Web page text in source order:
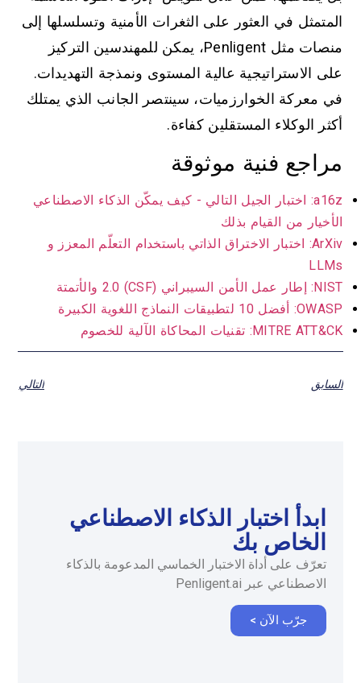
المتمثل في العثور على الثغرات الأمنية وتسلسلها إلى
منصات مثل Penligent، يمكن للمهندسين التركيز
على الاستراتيجية عالية المستوى ونمذجة التهديدات.
في معركة الخوارزميات، سينتصر الجانب الذي يمتلك
أكثر الوكلاء المستقلين كفاءة.
مراجع فنية موثوقة
a16z: اختبار الجيل التالي - كيف يمكّن الذكاء الاصطناعي
الأخيار من القيام بذلك
ArXiv: اختبار الاختراق الذاتي باستخدام التعلّم المعزز و
LLMs
NIST: إطار عمل الأمن السيبراني (CSF) 2.0 والأتمتة
OWASP: أفضل 10 لتطبيقات النماذج اللغوية الكبيرة
MITRE ATT&CK: تقنيات المحاكاة الآلية للخصوم
السابق التالي
ابدأ اختبار الذكاء الاصطناعي
الخاص بك
تعرّف على أداة الاختبار الخماسي المدعومة بالذكاء
الاصطناعي عبر Penligent.ai
جرّب الآن >